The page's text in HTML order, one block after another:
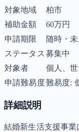
対象地域
柏市
補助金額
60万円
申請期限
随時・
ステータス 募集中
対象者
個人、
申請難易度難易度:
詳細説明
結婚新生活支援事